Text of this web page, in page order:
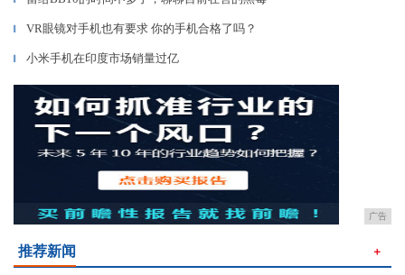
▎ VR眼镜对手机也有要求 你的手机合格了吗？
▎ 小米手机在印度市场销量过亿
广告
推荐新闻 ＋